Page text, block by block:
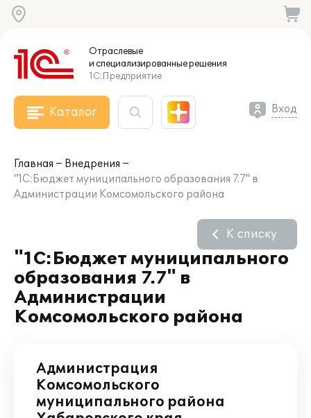
Отраслевые
и специализированныерешения
1С:Предприятие
Каталог Вход
Главная
Внедрения
"1С:Бюджет муниципального образования 7.7" в
Администрации Комсомольского района
"1С:Бюджет муниципального
образования 7.7" в
Администрации
Комсомольского района
К списку
Администрация
Комсомольского
муниципального района